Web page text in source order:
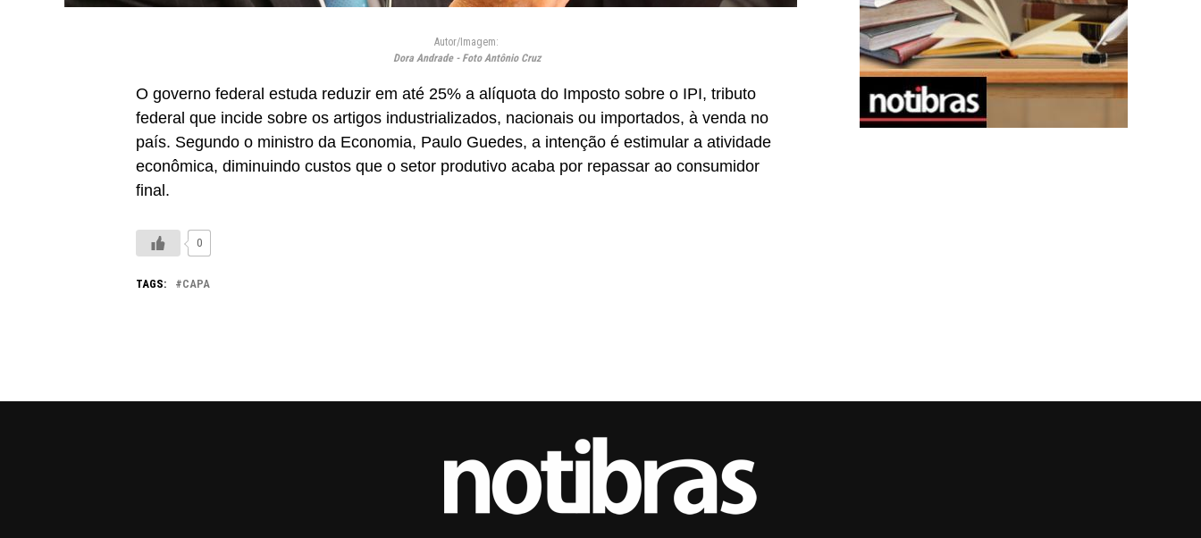
Autor/Imagem:
Dora Andrade - Foto Antônio Cruz
O governo federal estuda reduzir em até 25% a alíquota do Imposto sobre o IPI, tributo
federal que incide sobre os artigos industrializados, nacionais ou importados, à venda no
país. Segundo o ministro da Economia, Paulo Guedes, a intenção é estimular a atividade
econômica, diminuindo custos que o setor produtivo acaba por repassar ao consumidor
final.
0
TAGS: CAPA